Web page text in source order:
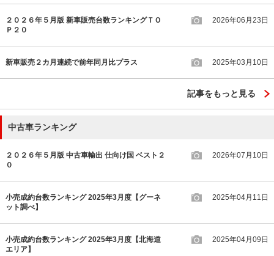
２０２６年５月版 新車販売台数ランキングＴＯ
Ｐ２０
2026年06月23日
新車販売２カ月連続で前年同月比プラス 2025年03月10日
記事をもっと見る
中古車ランキング
２０２６年５月版 中古車輸出 仕向け国 ベスト２
０
2026年07月10日
小売成約台数ランキング 2025年3月度【グーネ
ット調べ】
2025年04月11日
小売成約台数ランキング 2025年3月度【北海道
エリア】
2025年04月09日